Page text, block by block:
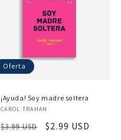
Oferta
¡Ayuda! Soy madre soltera
Proveedor:
CAROL TRAHAN
Precio
$3.99 USD
Precio
$2.99 USD